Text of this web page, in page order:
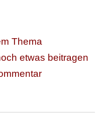
Thema
etwas beitragen